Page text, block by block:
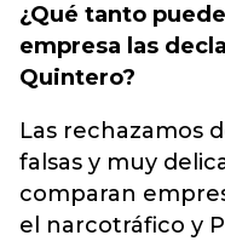
¿Qué tanto
empresa las
Quintero?
Las rechazamos
falsas y muy
comparan
el narcotráfico y